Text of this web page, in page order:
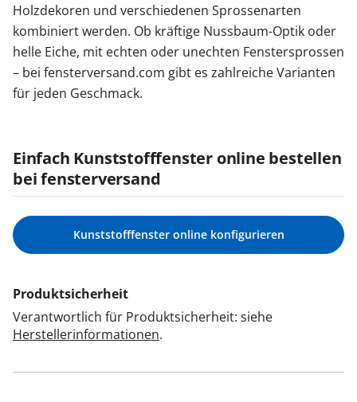
Holzdekoren und verschiedenen Sprossenarten
kombiniert werden. Ob kräftige Nussbaum-Optik oder
helle Eiche, mit echten oder unechten Fenstersprossen
– bei fensterversand.com gibt es zahlreiche Varianten
für jeden Geschmack.
Einfach Kunststofffenster online bestellen
bei fensterversand
Kunststofffenster online konfigurieren
Produktsicherheit
Verantwortlich für Produktsicherheit: siehe
Herstellerinformationen.